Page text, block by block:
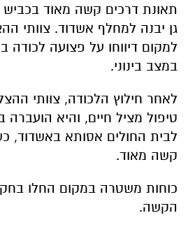
גן יבנה למחלף אשדוד. צוותי
למקום דיווחו על פצועה לכודה
במצב בינוני.
לאחר חילוץ הלכודה, צוותי
טיפול מציל חיים, והיא הועברה
לבית החולים אסותא באשדוד,
קשה מאוד.
כוחות משטרה במקום החלו
הקשה.